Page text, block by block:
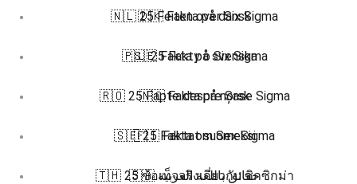
🇳🇱 25 Feiten over Six Sigma
🇵🇱 25 Fakty o Six Sigma
🇷🇴 25 Fapte despre Șase Sigma
🇸🇪 25 Fakta om Sex Sigma
🇹🇭 25 ข้อเท็จจริงเกี่ยวกับ ซิกซิกม่า
🇩🇰 Fakta på dansk
🇸🇪 Fakta på svenska
🇳🇴 Fakta på norsk
🇫🇮 Faktat suomeksi
🇸🇦 حقائق باللغة العربية